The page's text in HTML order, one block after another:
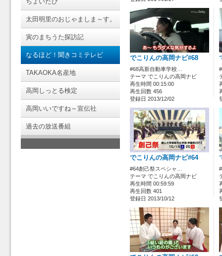
太田明里のおじゃましま～す。
寅のまちうた探訪記
なるほど！聞きコミテレビ
TAKAOKA名産地
高岡しっとる検定
高岡いいですね～宣伝社
過去の放送番組
でこりんの高岡ナビ#68
#68高新自動車学校…
テーマ でこりんの高岡ナビ
再生時間 00:15:00
再生回数 456
登録日 2013/12/02
でこりんの高岡ナビ#64
#64創己祭スペシャ…
テーマ でこりんの高岡ナビ
再生時間 00:59:59
再生回数 401
登録日 2013/10/12